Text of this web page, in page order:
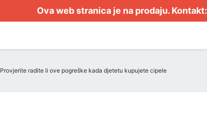
Ova web stranica je na prodaju. Kontakt:
Provjerite radite li ove pogreške kada djetetu kupujete cipele